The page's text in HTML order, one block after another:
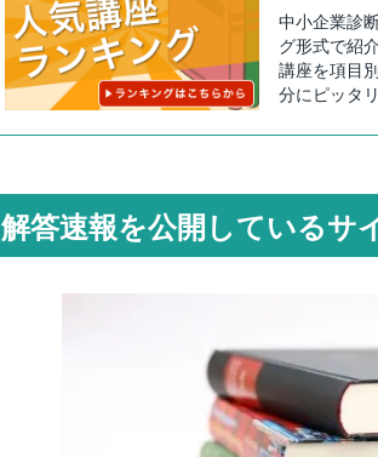
中小企業診
グ形式で紹
講座を項目
分にピッタ
解答速報を公開しているサ